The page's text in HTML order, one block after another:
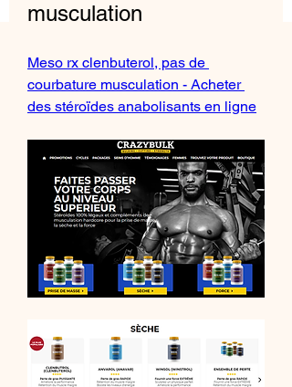
musculation
Meso rx clenbuterol, pas de
courbature musculation - Acheter
des stéroïdes anabolisants en ligne